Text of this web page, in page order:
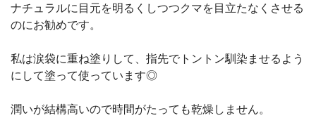
ナチュラルに目元を明るくしつつクマを目立たなくさせる
のにお勧めです。
私は涙袋に重ね塗りして、指先でトントン馴染ませるよう
にして塗って使っています◎
潤いが結構高いので時間がたっても乾燥しません。